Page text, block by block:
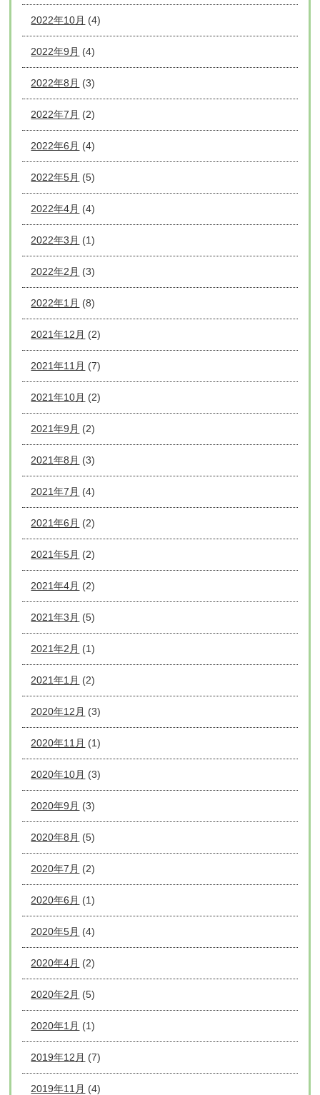
2022年10月 (4)
2022年9月 (4)
2022年8月 (3)
2022年7月 (2)
2022年6月 (4)
2022年5月 (5)
2022年4月 (4)
2022年3月 (1)
2022年2月 (3)
2022年1月 (8)
2021年12月 (2)
2021年11月 (7)
2021年10月 (2)
2021年9月 (2)
2021年8月 (3)
2021年7月 (4)
2021年6月 (2)
2021年5月 (2)
2021年4月 (2)
2021年3月 (5)
2021年2月 (1)
2021年1月 (2)
2020年12月 (3)
2020年11月 (1)
2020年10月 (3)
2020年9月 (3)
2020年8月 (5)
2020年7月 (2)
2020年6月 (1)
2020年5月 (4)
2020年4月 (2)
2020年2月 (5)
2020年1月 (1)
2019年12月 (7)
2019年11月 (4)